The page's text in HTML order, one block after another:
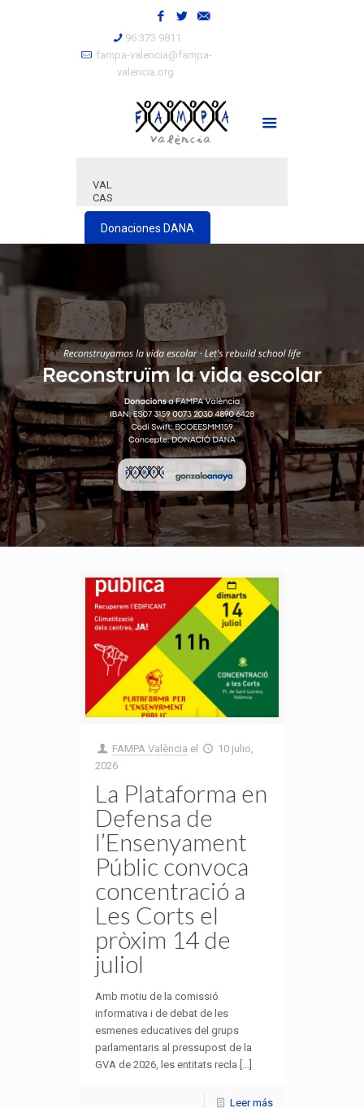
96 373 9811
fampa-valencia@fampa-
valencia.org
VAL
CAS
Donaciones DANA
FAMPA València el
10 julio,
2026
La Plataforma en
Defensa de
l’Ensenyament
Públic convoca
concentració a
Les Corts el
pròxim 14 de
juliol
Amb motiu de la comissió
informativa i de debat de les
esmenes educatives del grups
parlamentaris al pressupost de la
GVA de 2026, les entitats recla [...]
Leer más